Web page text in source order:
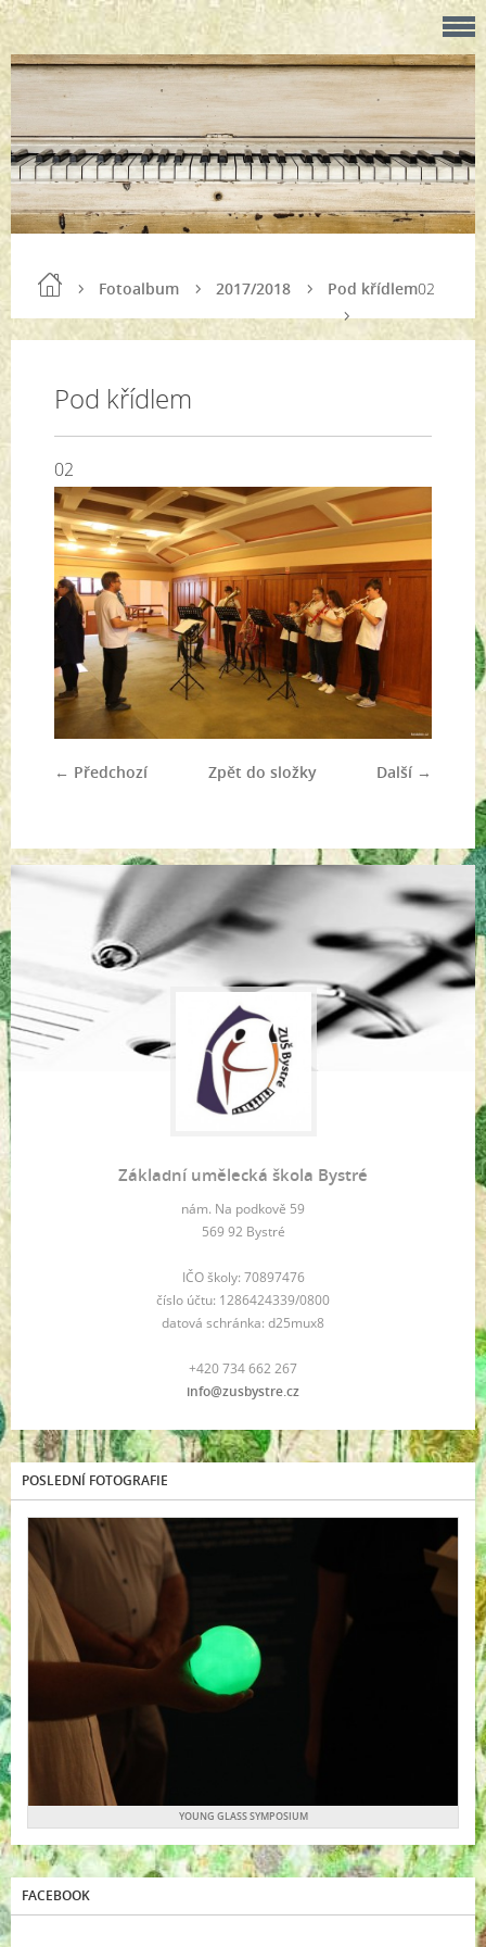
Fotoalbum 2017/2018 Pod křídlem02
Pod křídlem
02
← Předchozí Další →
Zpět do složky
Základní umělecká škola Bystré
nám. Na podkově 59
569 92 Bystré
IČO školy: 70897476
číslo účtu: 1286424339/0800
datová schránka: d25mux8
+420 734 662 267
info@zusbystre.cz
POSLEDNÍ FOTOGRAFIE
YOUNG GLASS SYMPOSIUM
FACEBOOK